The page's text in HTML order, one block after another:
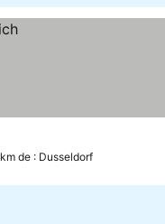
de : Dusseldorf